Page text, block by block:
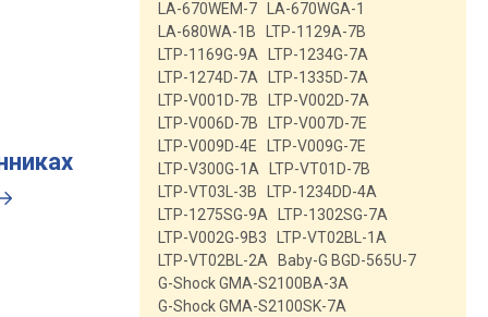
LA-670WEM-7
LA-670WGA-1
LA-680WA-1B
LTP-1129A-7B
LTP-1169G-9A
LTP-1234G-7A
LTP-1274D-7A
LTP-1335D-7A
LTP-V001D-7B
LTP-V002D-7A
LTP-V006D-7B
LTP-V007D-7E
LTP-V009D-4E
LTP-V009G-7E
LTP-V300G-1A
LTP-VT01D-7B
LTP-VT03L-3B
LTP-1234DD-4A
LTP-1275SG-9A
LTP-1302SG-7A
LTP-V002G-9B3
LTP-VT02BL-1A
LTP-VT02BL-2A
Baby-G BGD-565U-7
G-Shock GMA-S2100BA-3A
G-Shock GMA-S2100SK-7A